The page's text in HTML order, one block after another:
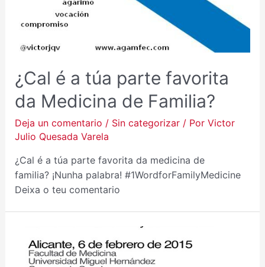
¿Cal é a túa parte favorita
da Medicina de Familia?
Deja un comentario / Sin categorizar/ Por Victor
Julio Quesada Varela
¿Cal é a túa parte favorita da medicina de
familia? ¡Nunha palabra! #1WordforFamilyMedicine
Deixa o teu comentario